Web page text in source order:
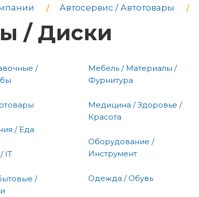
Автосервис / Автотовары
/ Диски
/
/ Еда
IT
/
Мебель / Материалы /
Фурнитура
Медицина / Здоровье /
Красота
Оборудование /
Инструмент
Одежда / Обувь